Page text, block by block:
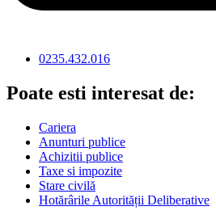
0235.432.016
Poate esti interesat de:
Cariera
Anunturi publice
Achizitii publice
Taxe si impozite
Stare civilă
Hotărârile Autorității Deliberative